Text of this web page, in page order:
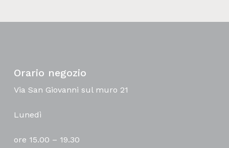
Orario negozio
Via San Giovanni sul muro 21
Lunedì
ore 15.00 – 19.30